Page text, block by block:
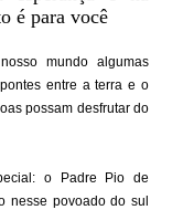
é para você
mundo algumas
entre a terra e o
possam desfrutar do
o Padre Pio de
nesse povoado do sul